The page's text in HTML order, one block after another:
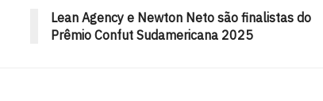
Lean Agency e Newton Neto são finalistas do
Prêmio Confut Sudamericana 2025